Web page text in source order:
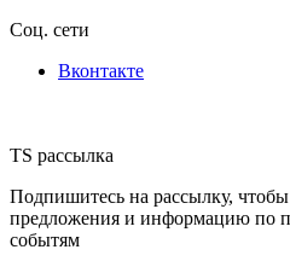
Соц. сети
Вконтакте
TS рассылка
Подпишитесь на рассылку,
предложения и информацию по
событям